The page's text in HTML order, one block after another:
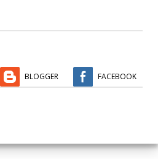
BLOGGER FACEBOOK